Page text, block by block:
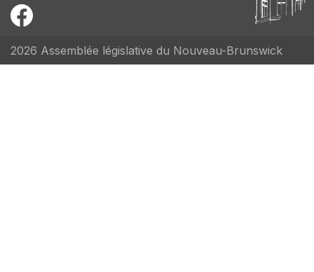
2026 Assemblée législative du Nouveau-Brunswick